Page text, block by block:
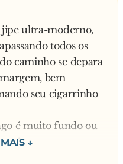
jipe ultra-moderno,
todos os
caminho se depara
bem
seu cigarrinho
é muito fundo ou
O lago é rasinho,